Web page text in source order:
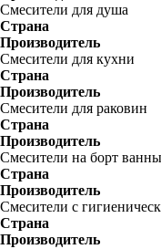
Смесители для душа
Страна
Производитель
Смесители для кухни
Страна
Производитель
Смесители для раковин
Страна
Производитель
Смесители на борт ванны
Страна
Производитель
Смесители с
Страна
Производитель